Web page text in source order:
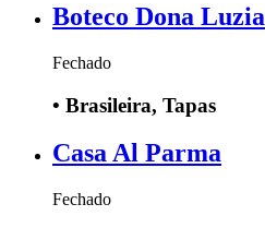
Boteco Dona Luzia
Fechado
• Brasileira, Tapas
Casa Al Parma
Fechado